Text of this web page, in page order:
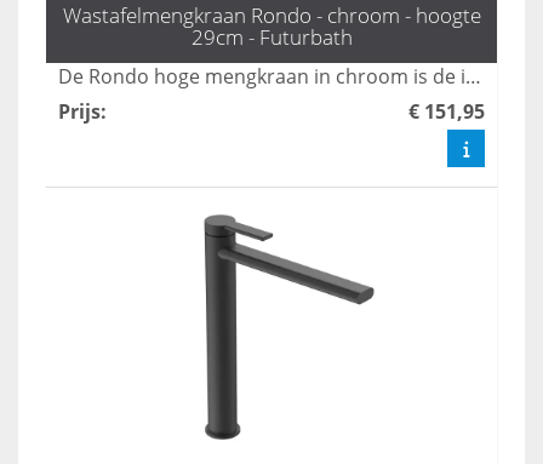
Wastafelmengkraan Rondo - chroom - hoogte
29cm - Futurbath
De Rondo hoge mengkraan in chroom is de ideale keuze voor opzetwastafels en diepe kommen, dankzij zijn indrukwekkende hoogte van 29 cm. Deze combinatie van stijl en functionaliteit maakt het een must-have voor elke moderne badkamer. Upgrade uw sanitair met deze elegante kraan die zowel praktische als esthetische voordelen biedt.
Prijs: € 151,95